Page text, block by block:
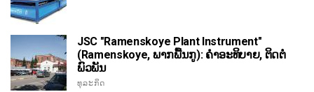
JSC "Ramenskoye Plant Instrument"
(Ramenskoye, ພາກພື້ນກູ): ຄໍາອະທິບາຍ, ຕິດຕໍ່
ພົວພັນ
ທຸລະກິດ